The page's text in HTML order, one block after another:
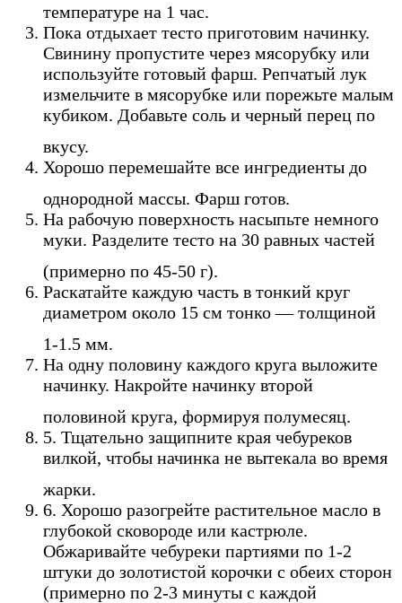
температуре на 1 час.
Пока отдыхает тесто приготовим начинку.
Свинину пропустите через мясорубку или
используйте готовый фарш. Репчатый лук
измельчите в мясорубке или порежьте малым
кубиком. Добавьте соль и черный перец по
вкусу.
Хорошо перемешайте все ингредиенты до
однородной массы. Фарш готов.
На рабочую поверхность насыпьте немного
муки. Разделите тесто на 30 равных частей
(примерно по 45-50 г).
Раскатайте каждую часть в тонкий круг
диаметром около 15 см тонко — толщиной
1-1.5 мм.
На одну половину каждого круга выложите
начинку. Накройте начинку второй
половиной круга, формируя полумесяц.
5. Тщательно защипните края чебуреков
вилкой, чтобы начинка не вытекала во время
жарки.
6. Хорошо разогрейте растительное масло в
глубокой сковороде или кастрюле.
Обжаривайте чебуреки партиями по 1-2
штуки до золотистой корочки с обеих сторон
(примерно по 2-3 минуты с каждой